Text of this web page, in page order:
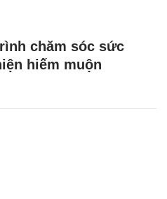
chăm sóc sức
hiếm muộn